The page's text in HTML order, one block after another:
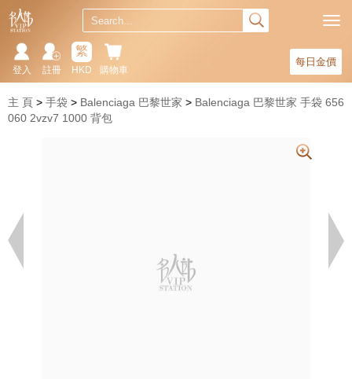
每日金價
購物車
繁
HKD
註冊
登入
主 頁 手袋 Balenciaga 巴黎世家
Balenciaga 巴黎世家 手袋 656
060 2vzv7 1000 背包